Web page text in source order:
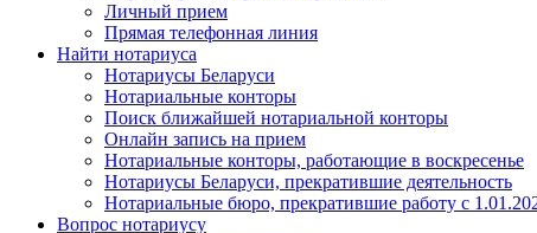
Личный прием
Прямая телефонная линия
Найти нотариуса
Нотариусы Беларуси
Нотариальные конторы
Поиск ближайшей нотариальной конторы
Онлайн запись на прием
Нотариальные конторы, работающие в воскресенье
Нотариусы Беларуси, прекратившие деятельность
Нотариальные бюро, прекратившие работу с
Вопрос нотариусу